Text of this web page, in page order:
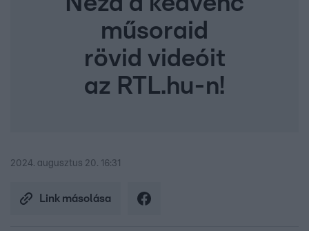
műsoraid
rövid videóit
az RTL.hu-n!
2024. augusztus 20. 16:31
Link másolása